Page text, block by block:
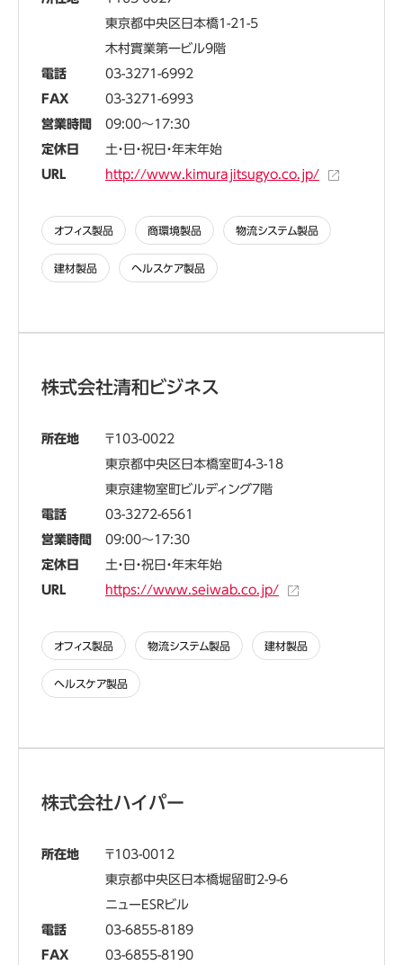
東京都中央区日本橋1-21-5
木村實業第一ビル9階
電話
03-3271-6992
FAX
03-3271-6993
営業時間
09:00～17:30
定休日
土・日・祝日・年末年始
URL
http://www.kimurajitsugyo.co.jp/
オフィス製品 商環境製品 物流システム製品
建材製品 ヘルスケア製品
株式会社清和ビジネス
所在地
103-0022
東京都中央区日本橋室町4-3-18
東京建物室町ビルディング7階
電話
03-3272-6561
営業時間
09:00～17:30
定休日
土・日・祝日・年末年始
URL
https://www.seiwab.co.jp/
オフィス製品 物流システム製品 建材製品
ヘルスケア製品
株式会社ハイパー
所在地
103-0012
東京都中央区日本橋堀留町2-9-6
ニューESRビル
電話
03-6855-8189
FAX
03-6855-8190